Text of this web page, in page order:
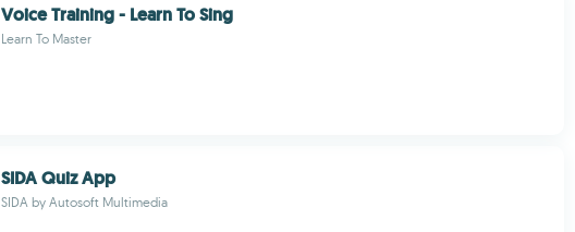
Voice Training - Learn To Sing
Learn To Master
SIDA Quiz App
SIDA by Autosoft Multimedia